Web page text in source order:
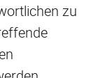
zu